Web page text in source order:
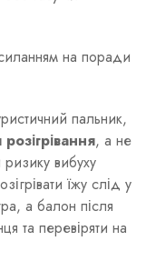
на поради
пальник,
, а не
вибуху
їжу слід у
а балон після
та перевіряти на